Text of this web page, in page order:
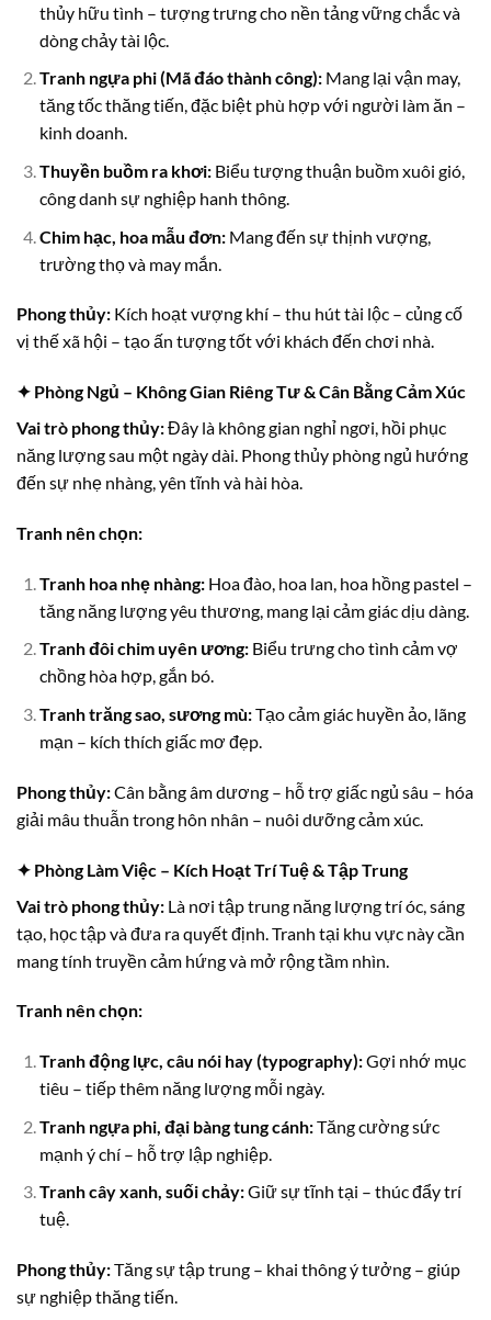
thủy hữu tình – tượng trưng cho nền tảng vững chắc và
dòng chảy tài lộc.
Tranh ngựa phi (Mã đáo thành công):Mang lại vận may,
tăng tốc thăng tiến, đặc biệt phù hợp với người làm ăn –
kinh doanh.
Thuyền buồm ra khơi:Biểu tượng thuận buồm xuôi gió,
công danh sự nghiệp hanh thông.
Chim hạc, hoa mẫu đơn:Mang đến sự thịnh vượng,
trường thọ và may mắn.
Phong thủy: Kích hoạt vượng khí – thu hút tài lộc – củng cố
vị thế xã hội – tạo ấn tượng tốt với khách đến chơi nhà.
✦ Phòng Ngủ – Không Gian Riêng Tư & Cân Bằng Cảm Xúc
Vai trò phong thủy:Đây là không gian nghỉ ngơi, hồi phục
năng lượng sau một ngày dài. Phong thủy phòng ngủ hướng
đến sự nhẹ nhàng, yên tĩnh và hài hòa.
Tranh nên chọn:
Tranh hoa nhẹ nhàng:Hoa đào, hoa lan, hoa hồng pastel –
tăng năng lượng yêu thương, mang lại cảm giác dịu dàng.
Tranh đôi chim uyên ương:Biểu trưng cho tình cảm vợ
chồng hòa hợp, gắn bó.
Tranh trăng sao, sương mù:Tạo cảm giác huyền ảo, lãng
mạn – kích thích giấc mơ đẹp.
Phong thủy:Cân bằng âm dương – hỗ trợ giấc ngủ sâu – hóa
giải mâu thuẫn trong hôn nhân – nuôi dưỡng cảm xúc.
✦ Phòng Làm Việc – Kích Hoạt Trí Tuệ & Tập Trung
Vai trò phong thủy: Là nơi tập trung năng lượng trí óc, sáng
tạo, học tập và đưa ra quyết định. Tranh tại khu vực này cần
mang tính truyền cảm hứng và mở rộng tầm nhìn.
Tranh nên chọn:
Tranh động lực, câu nói hay (typography):Gợi nhớ mục
tiêu – tiếp thêm năng lượng mỗi ngày.
Tranh ngựa phi, đại bàng tung cánh:Tăng cường sức
mạnh ý chí – hỗ trợ lập nghiệp.
Tranh cây xanh, suối chảy:Giữ sự tĩnh tại – thúc đẩy trí
tuệ.
Phong thủy:Tăng sự tập trung – khai thông ý tưởng – giúp
sự nghiệp thăng tiến.